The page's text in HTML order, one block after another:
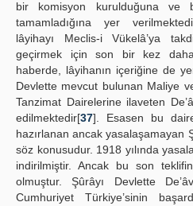
bir komisyon kurulduğuna ve
tamamladığına yer
lâyihayı Meclis-i Vükelâ’ya
geçirmek için son bir kez
haberde, lâyihanın içeriğine de
Devlette mevcut bulunan Maliye
Tanzimat Dairelerine ilaveten
edilmektedir[37]. Esasen bu
hazırlanan ancak yasalaşamayan
söz konusudur. 1918 yılında
indirilmiştir. Ancak bu son
olmuştur. Şûrâyı Devlette
Cumhuriyet Türkiye’sinin